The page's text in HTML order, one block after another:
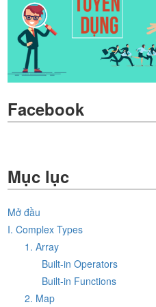
Facebook
Mục lục
Mở đầu
I. Complex Types
1. Array
Built-in Operators
Built-in Functions
2. Map